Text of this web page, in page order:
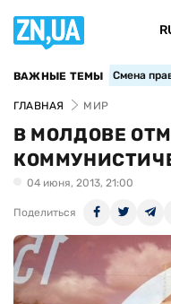
ВАЖНЫЕ ТЕМЫ Смена
ГЛАВНАЯ МИР
В МОЛДОВЕ
04 июня, 2013, 21:00
Поделиться